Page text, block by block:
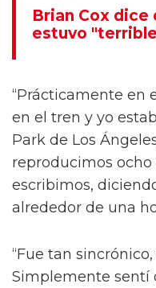
Brian Cox dice
estuvo
“Prácticamente en
en el tren y yo
Park de Los
reproducimos ocho
escribimos,
alrededor de una
“Fue tan
Simplemente sentí